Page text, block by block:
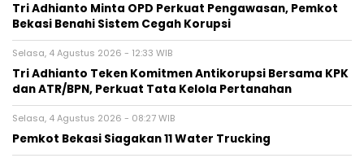
Tri Adhianto Minta OPD Perkuat Pengawasan, Pemkot
Bekasi Benahi Sistem Cegah Korupsi
Selasa, 4 Agustus 2026 - 12:33 WIB
Tri Adhianto Teken Komitmen Antikorupsi Bersama KPK
dan ATR/BPN, Perkuat Tata Kelola Pertanahan
Selasa, 4 Agustus 2026 - 08:27 WIB
Pemkot Bekasi Siagakan 11 Water Trucking